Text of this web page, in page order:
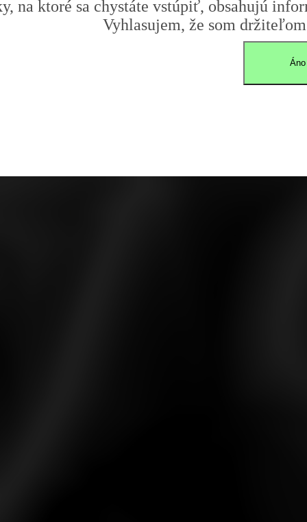
na ktoré sa chystáte vstúpiť, obsahujú
Vyhlasujem, že som
Áno